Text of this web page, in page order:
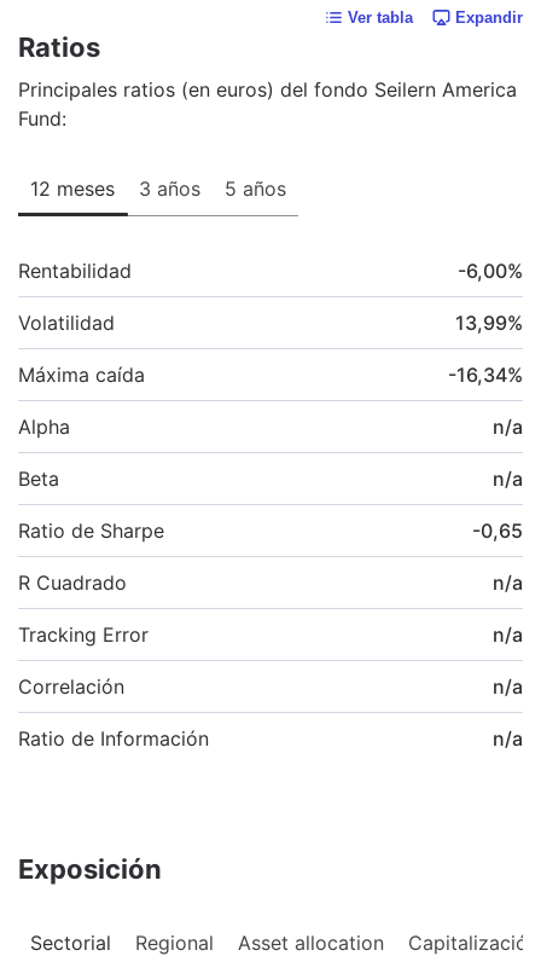
Ver tabla Expandir
Ratios
Principales ratios (en euros) del fondo Seilern America
Fund:
12 meses 3 años 5 años
Rentabilidad -6,00%
Volatilidad 13,99%
Máxima caída -16,34%
Alpha n/a
Beta n/a
Ratio de Sharpe -0,65
R Cuadrado n/a
Tracking Error n/a
Correlación n/a
Ratio de Información n/a
Exposición
Sectorial Regional Asset allocation Capitalización